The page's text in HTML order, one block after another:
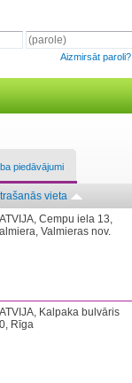
Aizmirsāt paroli?
piedāvājumi
vieta
Cempu iela 13,
Valmieras nov.
Kalpaka bulvāris
Rīga